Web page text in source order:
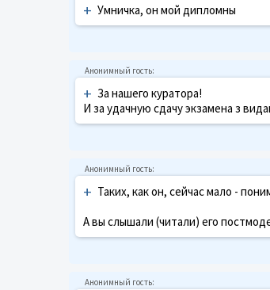
+ Умничка, он мой дипломны
+ За нашего куратора!
И за удачную сдачу экзамена з
+ Таких, как он, сейчас мало -
А вы слышали (читали) его